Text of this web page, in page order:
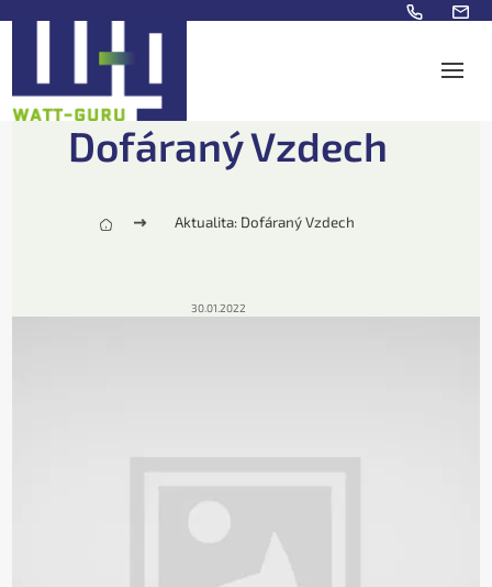
Dofáraný Vzdech
Aktualita: Dofáraný Vzdech
30.01.2022